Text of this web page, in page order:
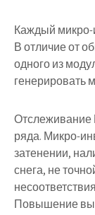
Каждый микро-
В отличие от
одного из
генерировать
Отслеживание
ряда. Микро-
затенении,
снега, не
Повышение